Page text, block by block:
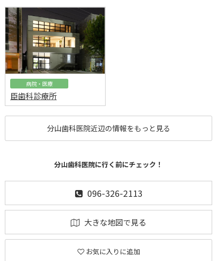
病院・医療
臣歯科診療所
分山歯科医院近辺の情報をもっと見る
分山歯科医院に行く前にチェック！
096-326-2113
大きな地図で見る
お気に入りに追加